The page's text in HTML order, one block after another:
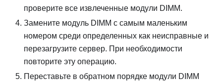
проверите все извлеченные модули DIMM.
Замените модуль DIMM с самым маленьким
номером среди определенных как неисправные и
перезагрузите сервер. При необходимости
повторите эту операцию.
Переставьте в обратном порядке модули DIMM